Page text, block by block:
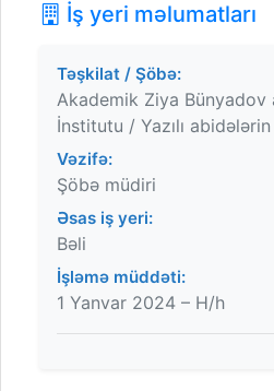
İş yeri məlumatları
Təşkilat / Şöbə:
Akademik Ziya Bünyadov
İnstitutu / Yazılı
Vəzifə:
Şöbə müdiri
Əsas iş yeri:
Bəli
İşləmə müddəti:
1 Yanvar 2024 – H/h